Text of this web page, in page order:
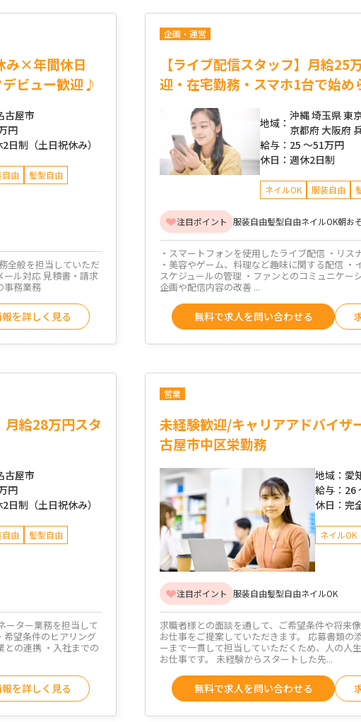
み×年間休日
ビュー歓迎♪
古屋市
円
日制（土日祝休み）
由 髪型自由
全般を担当していただ
ール対応 見積書・請求
事務業務
を詳しく見る
企画・運営
【ライブ配信スタッフ】月給25
迎・在宅勤務・スマホ1台で始
地域：
沖縄 埼玉県 東
京都府 大阪府
給与： 25 ～51万円
休日：週休2日制
ネイルOK 服装自由
注目ポイント 服装自由髪型自由ネイルOK朝お
・スマートフォンを使用したライブ配信 ・リ
・美容やゲーム、料理など趣味に関する配信 ・
スケジュールの管理 ・ファンとのコミュニケー
企画や配信内容の改善 ...
無料で求人を問い合わせる
給28万円スタ
古屋市
円
日制（土日祝休み）
由 髪型自由
ーター業務を担当して
希望条件のヒアリング
との連携 ・入社までの
を詳しく見る
営業
未経験歓迎/キャリアアドバイザ
古屋市中区栄勤務
地域： 愛
給与： 26
休日： 完
ネイルOK
注目ポイント 服装自由髪型自由ネイルOK
求職者様との面談を通して、ご希望条件や将来
お仕事をご提案していただきます。 応募書類の
ーまで一貫して担当していただくため、人の人
お仕事です。 未経験からスタートした先...
無料で求人を問い合わせる